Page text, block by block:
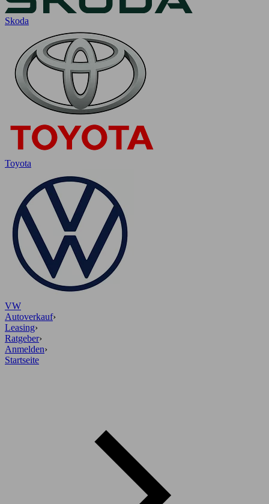
Skoda
Toyota
VW
Autoverkauf›
Leasing›
Ratgeber›
Anmelden›
Startseite